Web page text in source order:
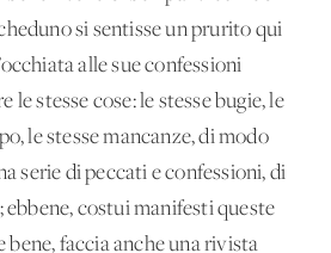
si sentisse un prurito qui
alle sue confessioni
le stesse cose: le stesse bugie, le
le stesse mancanze, di modo
serie di peccati e confessioni, di
ebbene, costui manifesti queste
bene, faccia anche una rivista